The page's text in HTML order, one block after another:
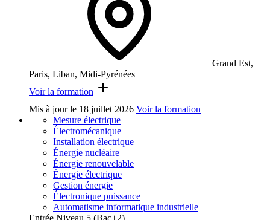
Grand Est,
Paris, Liban, Midi-Pyrénées
Voir la formation
Mis à jour le 18 juillet 2026 Voir la formation
Mesure électrique
Électromécanique
Installation électrique
Énergie nucléaire
Énergie renouvelable
Énergie électrique
Gestion énergie
Électronique puissance
Automatisme informatique industrielle